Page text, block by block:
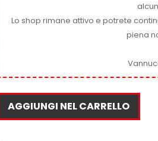
Lo shop rimane attivo e potrete
piena
AGGIUNGI NEL CARRELLO